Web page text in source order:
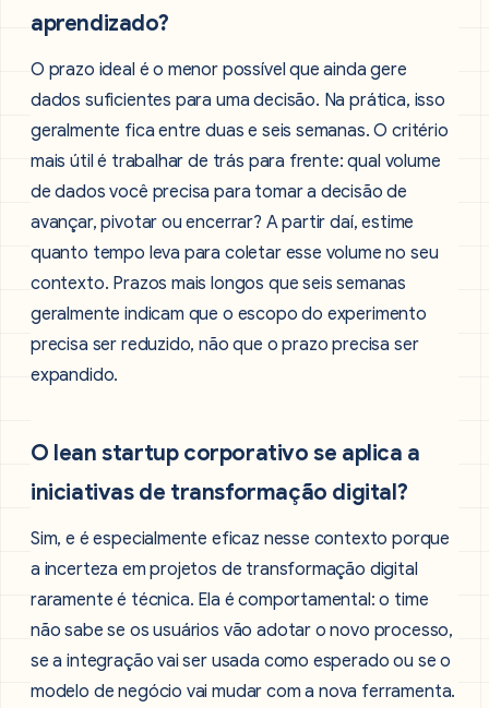
aprendizado?
O prazo ideal é o menor possível que ainda gere
dados suficientes para uma decisão. Na prática, isso
geralmente fica entre duas e seis semanas. O critério
mais útil é trabalhar de trás para frente: qual volume
de dados você precisa para tomar a decisão de
avançar, pivotar ou encerrar? A partir daí, estime
quanto tempo leva para coletar esse volume no seu
contexto. Prazos mais longos que seis semanas
geralmente indicam que o escopo do experimento
precisa ser reduzido, não que o prazo precisa ser
expandido.
O lean startup corporativo se aplica a
iniciativas de transformação digital?
Sim, e é especialmente eficaz nesse contexto porque
a incerteza em projetos de transformação digital
raramente é técnica. Ela é comportamental: o time
não sabe se os usuários vão adotar o novo processo,
se a integração vai ser usada como esperado ou se o
modelo de negócio vai mudar com a nova ferramenta.